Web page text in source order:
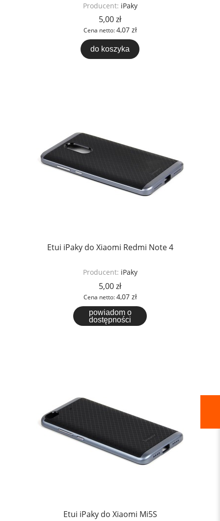
Producent: iPaky
5,00 zł
Cena netto:4,07 zł
do koszyka
Etui iPaky do Xiaomi Redmi Note 4
Producent: iPaky
5,00 zł
Cena netto:4,07 zł
powiadom o
dostępności
Etui iPaky do Xiaomi Mi5S